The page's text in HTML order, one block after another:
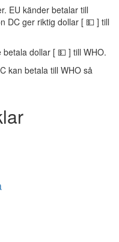
EU känder betalar till
DC ger riktig dollar [ 💵 ] till
dollar [ 💵 ] till WHO.
kan betala till WHO så